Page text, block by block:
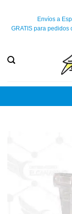
contenido
Envíos a
GRATIS para pedidos